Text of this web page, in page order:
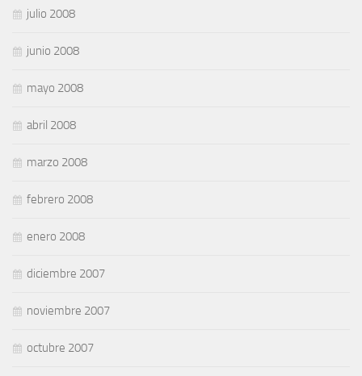
julio 2008
junio 2008
mayo 2008
abril 2008
marzo 2008
febrero 2008
enero 2008
diciembre 2007
noviembre 2007
octubre 2007